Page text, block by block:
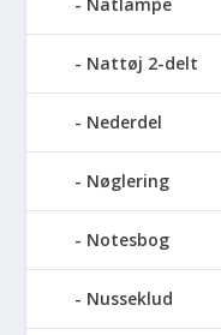
Nattøj 2-delt
Nederdel
Nøglering
Notesbog
Nusseklud